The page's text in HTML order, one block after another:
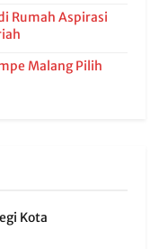
Rumah Aspirasi
Malang Pilih
Kota